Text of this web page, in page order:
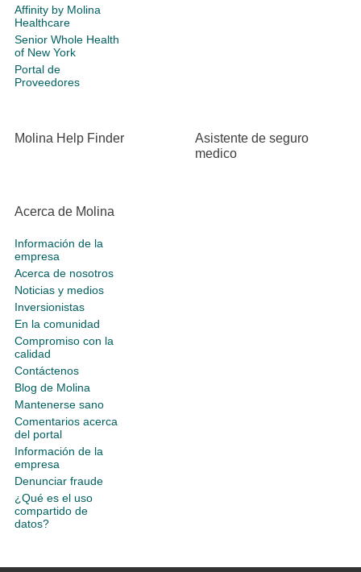
Affinity by Molina
Healthcare
Senior Whole Health
of New York
Portal de
Proveedores
Molina Help Finder
Asistente de seguro
medico
Acerca de Molina
Información de la
empresa
Acerca de nosotros
Noticias y medios
Inversionistas
En la comunidad
Compromiso con la
calidad
Contáctenos
Blog de Molina
Mantenerse sano
Comentarios acerca
del portal
Información de la
empresa
Denunciar fraude
¿Qué es el uso
compartido de
datos?